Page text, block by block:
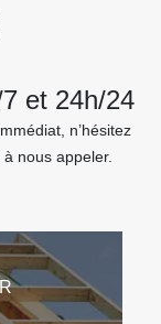
et 24h/24
n’hésitez
nous appeler.